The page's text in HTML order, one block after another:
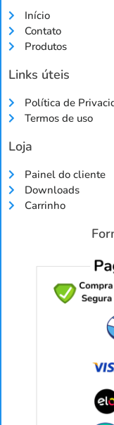
Início
Contato
Produtos
Links úteis
Política de
Termos de uso
Loja
Painel do cliente
Downloads
Carrinho